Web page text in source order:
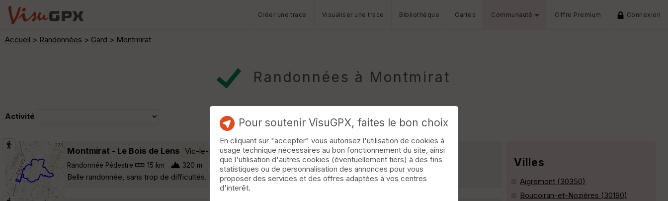
Créer une trace Visualiser une trace Bibliothèque Cartes Communauté Offre Premium Connexion
Accueil > Randonnées > Gard > Montmirat
Randonnées à Montmirat
Activité
Montmirat - Le Bois de Lens Vic-le-Fesq
Randonnée Pédestre 15 km 320 m
Belle randonnée, sans trop de difficultés. Plusieurs passages à découvert, donc à éviter en période estivale. »
Villes
Aigremont (30350)
Boucoiran-et-Nozières (30190)
Pour soutenir VisuGPX, faites le bon choix
En cliquant sur "accepter" vous autorisez l'utilisation de cookies à
usage technique nécessaires au bon fonctionnement du site, ainsi
que l'utilisation d'autres cookies (éventuellement tiers) à des fins
statistiques ou de personnalisation des annonces pour vous
proposer des services et des offres adaptées à vos centres
d'interêt.